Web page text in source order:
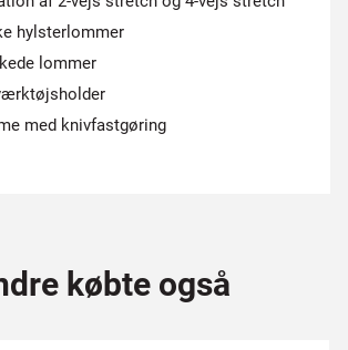
hylsterlommer
lommer
med knivfastgøring
købte også